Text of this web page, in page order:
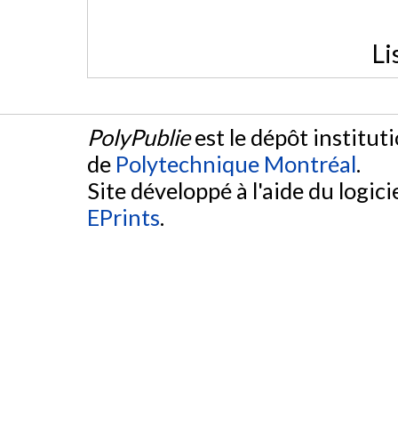
PolyPublieest le dépôt
de Polytechnique Montréal.
Site développé à l'aide du
EPrints.